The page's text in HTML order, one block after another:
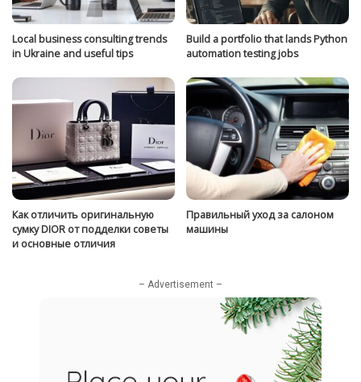
Local business consulting trends
in Ukraine and useful tips
Build a portfolio that lands Python
automation testing jobs
Как отличить оригинальную
сумку DIOR от подделки советы
и основные отличия
Правильный уход за салоном
машины
– Advertisement –